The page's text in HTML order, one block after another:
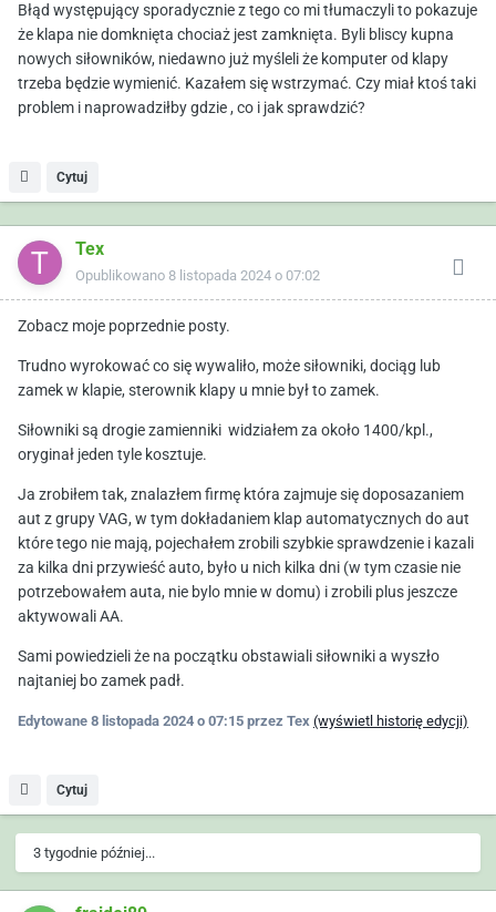
Błąd występujący sporadycznie z tego co mi tłumaczyli to pokazuje
że klapa nie domknięta chociaż jest zamknięta. Byli bliscy kupna
nowych siłowników, niedawno już myśleli że komputer od klapy
trzeba będzie wymienić. Kazałem się wstrzymać. Czy miał ktoś taki
problem i naprowadziłby gdzie , co i jak sprawdzić?
Cytuj
Tex
Opublikowano 8 listopada 2024 o 07:02
Zobacz moje poprzednie posty.
Trudno wyrokować co się wywaliło, może siłowniki, dociąg lub
zamek w klapie, sterownik klapy u mnie był to zamek.
Siłowniki są drogie zamienniki widziałem za około 1400/kpl.,
oryginał jeden tyle kosztuje.
Ja zrobiłem tak, znalazłem firmę która zajmuje się doposazaniem
aut z grupy VAG, w tym dokładaniem klap automatycznych do aut
które tego nie mają, pojechałem zrobili szybkie sprawdzenie i kazali
za kilka dni przywieść auto, było u nich kilka dni (w tym czasie nie
potrzebowałem auta, nie bylo mnie w domu) i zrobili plus jeszcze
aktywowali AA.
Sami powiedzieli że na początku obstawiali siłowniki a wyszło
najtaniej bo zamek padł.
Edytowane 8 listopada 2024 o 07:15 przez Tex (wyświetl historię edycji)
Cytuj
3 tygodnie później...